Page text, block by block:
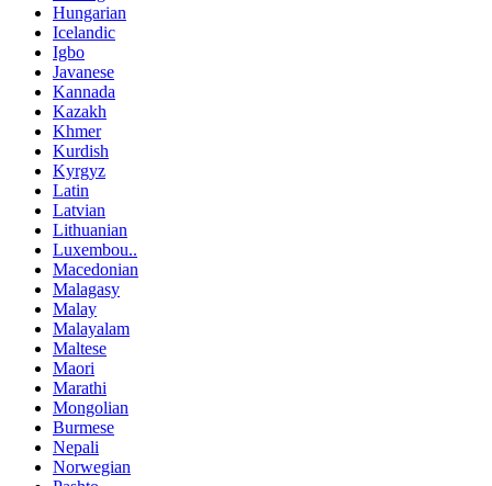
Hungarian
Icelandic
Igbo
Javanese
Kannada
Kazakh
Khmer
Kurdish
Kyrgyz
Latin
Latvian
Lithuanian
Luxembou..
Macedonian
Malagasy
Malay
Malayalam
Maltese
Maori
Marathi
Mongolian
Burmese
Nepali
Norwegian